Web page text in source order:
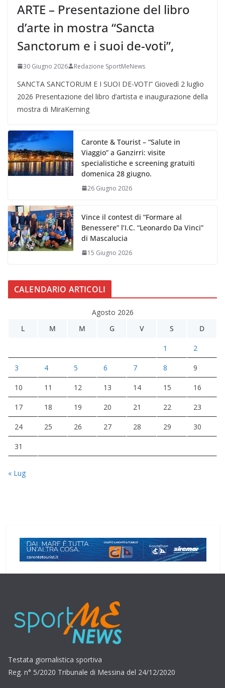
ARTE – Presentazione del libro
d’arte in mostra “Sancta
Sanctorum e i suoi de-voti”,
30 Giugno 2026 Redazione SportMeNews
SANCTA SANCTORUM E I SUOI DE-VOTI” Giovedì 2 luglio
2026 Presentazione del libro d’artista e inaugurazione della
mostra di MiraKerning
Caronte & Tourist – “Salute in
Viaggio” a Ganzirri: visite
specialistiche e screening gratuiti
domenica 28 giugno.
26 Giugno 2026
Vince il contest di “Formare al
Benessere” l’I.C. “Leonardo Da Vinci”
di Mascalucia
15 Giugno 2026
CALENDARIO ARTICOLI
Agosto 2026
L
M M G V S D
1 2
3 4 5 6 7 8 9
10 11 12 13 14 15 16
17 18 19 20 21 22 23
24 25 26 27 28 29 30
31
« Lug
Testata giornalistica sportiva
Reg. n° 5/2020 Tribunale di Messina del 24/12/2020